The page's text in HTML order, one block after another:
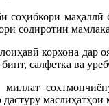
соҳибкори
содиротии
корхона дар
салфетка ва